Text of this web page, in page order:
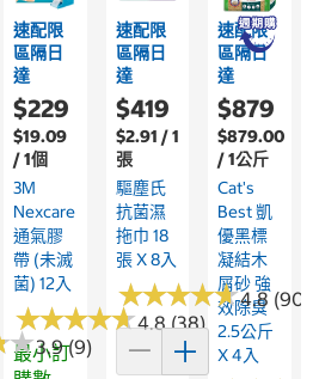
★
★3.9 (9)
速配限
區隔日
達
$229
$19.09
/ 1個
3M
Nexcare
通氣膠
帶 (未滅
菌) 12入
★★★★★
★★★★★4.8 (38)
最小訂
速配限
區隔日
達
$419
$2.91 / 1
張
驅塵氏
抗菌濕
拖巾 18
張 X 8入
★★★★★
★★★★★4.8 (90)
速配限
區隔日
達
$879
$879.00
/ 1公斤
Cat's
Best 凱
優黑標
凝結木
屑砂 強
效除臭
2.5公斤
X 4入